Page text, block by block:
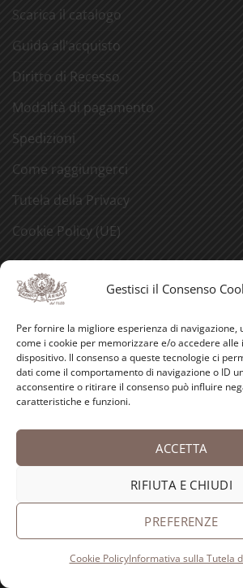
Gestisci il Consenso
Per fornire la migliore esperienza di navigazione,
come i cookie per memorizzare e/o accedere alle
dispositivo. Il consenso a queste tecnologie ci
dati come il comportamento di navigazione o ID
acconsentire o ritirare il consenso può influire
caratteristiche e funzioni.
ACCETTA
RIFIUTA E CHIUDI
PREFERENZE
Cookie PolicyInformativa sulla Tutela
Scarica il catalogo
Guida all’acquisto
Diritto di Recesso
Modalità di pagamento
Spedizioni
Come raggiungerci
Tutela della Privacy
Cookie Policy (UE)
CERCA NEL SITO
LE NOSTRE VISITE GUIDATE